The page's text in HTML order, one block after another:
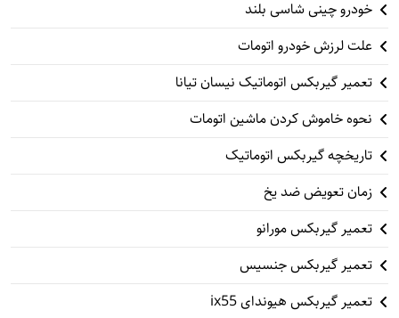
خودرو چینی شاسی بلند
علت لرزش خودرو اتومات
تعمیر گیربکس اتوماتیک نیسان تیانا
نحوه خاموش کردن ماشین اتومات
تاریخچه گیربکس اتوماتیک
زمان تعویض ضد یخ
تعمیر گیربکس مورانو
تعمیر گیربکس جنسیس
تعمیر گیربکس هیوندای ix55